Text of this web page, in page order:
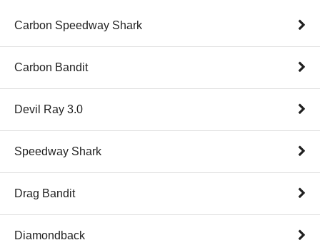
Carbon Speedway Shark
Carbon Bandit
Devil Ray 3.0
Speedway Shark
Drag Bandit
Diamondback